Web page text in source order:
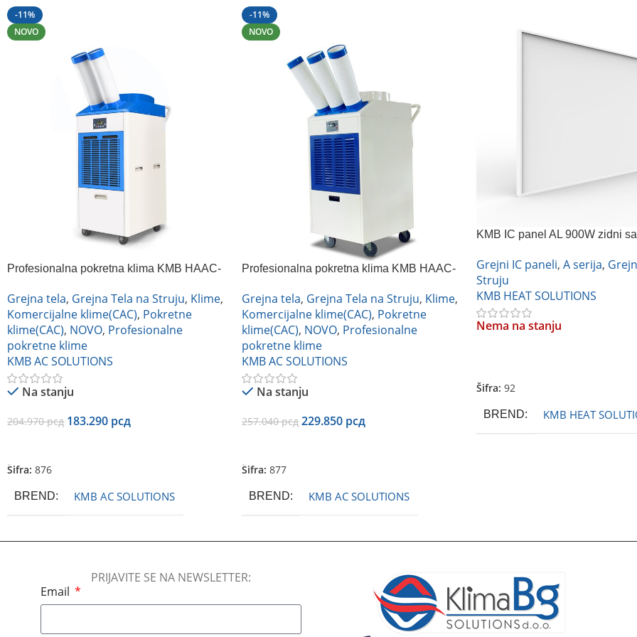
-11%
NOVO
Profesionalna pokretna klima KMB HAAC-
Grejna tela, Grejna Tela na Struju, Klime,
Komercijalne klime(CAC), Pokretne
klime(CAC), NOVO, Profesionalne
pokretne klime
KMB AC SOLUTIONS
Na stanju
204.970рсд 183.290 рсд
Šifra: 876
BREND KMB AC SOLUTIONS
-11%
NOVO
Profesionalna pokretna klima KMB HAAC-
Grejna tela, Grejna Tela na Struju, Klime,
Komercijalne klime(CAC), Pokretne
klime(CAC), NOVO, Profesionalne
pokretne klime
KMB AC SOLUTIONS
Na stanju
257.040рсд 229.850 рсд
Šifra: 877
BREND KMB AC SOLUTIONS
KMB IC panel AL 900W zidni sa
Grejni IC paneli, A serija,
Struju
KMB HEAT SOLUTIONS
Nema na stanju
Šifra: 92
BREND KMB HEAT
PRIJAVITE SE NA NEWSLETTER:
Email